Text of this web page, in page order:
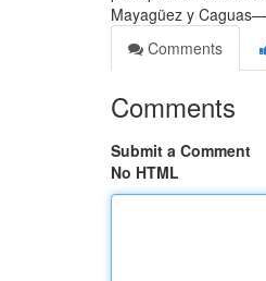
Mayagüez y
Comments
Comments
Submit a Comment
No HTML